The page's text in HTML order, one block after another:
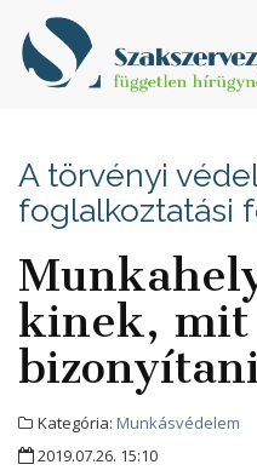
A törvényi
foglalkoztatási
kinek,
Kategória: Munkásvédelem
2019.07.26. 15:10